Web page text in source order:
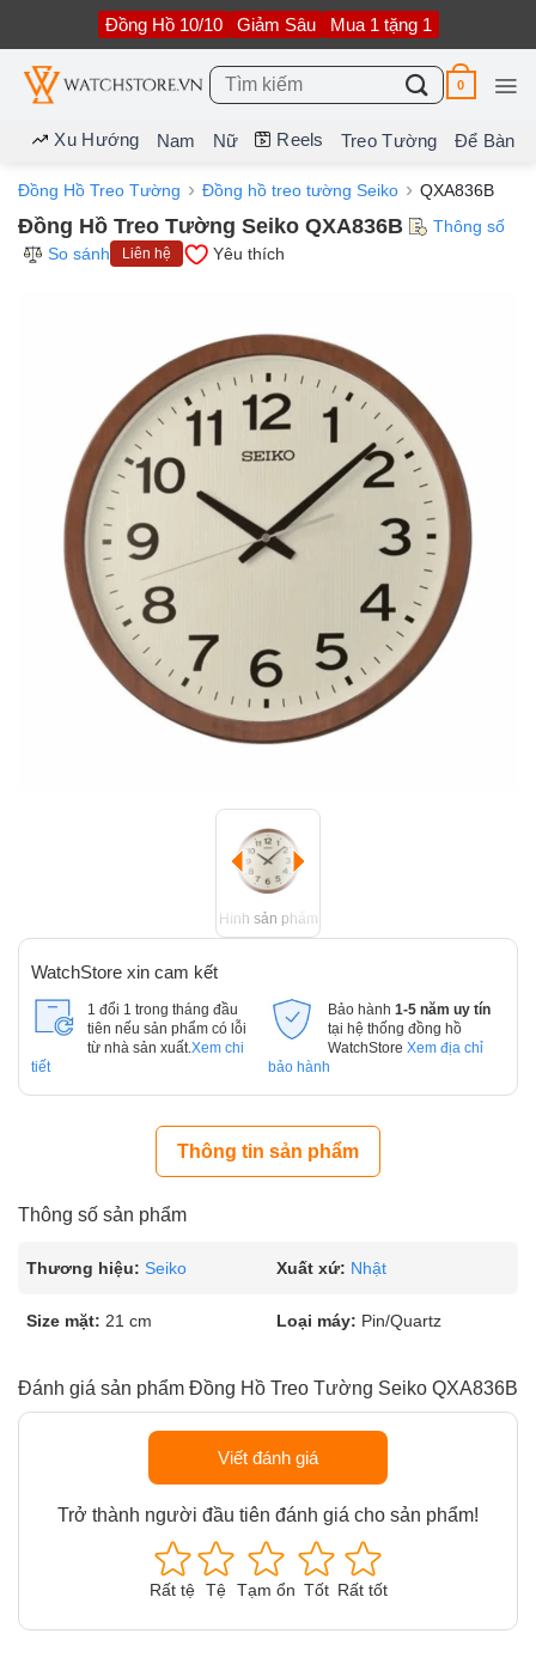
nội
dung
Đồng Hồ 10/10 Giảm Sâu Mua 1 tặng 1
Tìm
kiếm:
0
Xu Hướng Nam Nữ Reels Treo Tường Để Bàn
Đồng Hồ Treo Tường Đồng hồ treo tường Seiko QXA836B
Đồng Hồ Treo Tường Seiko QXA836B
Thông số
So sánh
Liên hệ Yêu thích
Hình sản phẩm
WatchStore xin cam kết
1 đổi 1 trong tháng đầu
tiên nếu sản phẩm có lỗi
từ nhà sản xuất. Xem chi
tiết
Bảo hành 1-5 năm uy tín
tại hệ thống đồng hồ
WatchStore Xem địa chỉ
bảo hành
Thông tin sản phẩm
Thông số sản phẩm
Thương hiệu: Seiko Xuất xứ: Nhật
Size mặt: 21 cm Loại máy: Pin/Quartz
Đánh giá sản phẩm Đồng Hồ Treo Tường Seiko QXA836B
Viết đánh giá
Trở thành người đầu tiên đánh giá cho sản phẩm!
Rất tệ Tệ Tạm ổn Tốt Rất tốt